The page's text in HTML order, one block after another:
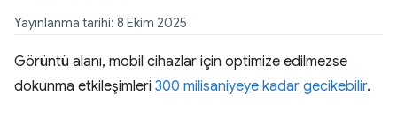
Yayınlanma tarihi: 8 Ekim 2025
Görüntü alanı, mobil cihazlar için optimize edilmezse
dokunma etkileşimleri 300 milisaniyeye kadar gecikebilir.